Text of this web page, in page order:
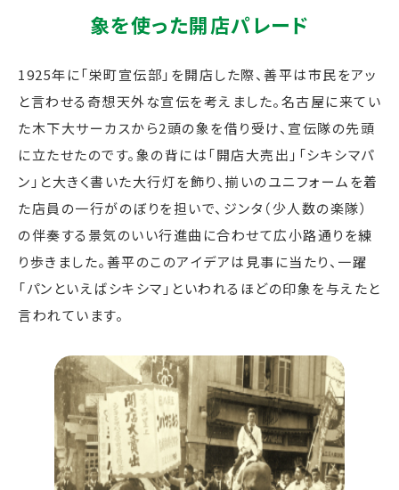
象を使った開店パレード
1925年に「栄町宣伝部」を開店した際、善平は市民をアッ
と言わせる奇想天外な宣伝を考えました。名古屋に来てい
た木下大サーカスから2頭の象を借り受け、宣伝隊の先頭
に立たせたのです。象の背には「開店大売出」「シキシマパ
ン」と大きく書いた大行灯を飾り、揃いのユニフォームを着
た店員の一行がのぼりを担いで、ジンタ（少人数の楽隊）
の伴奏する景気のいい行進曲に合わせて広小路通りを練
り歩きました。善平のこのアイデアは見事に当たり、一躍
「パンといえばシキシマ」といわれるほどの印象を与えたと
言われています。